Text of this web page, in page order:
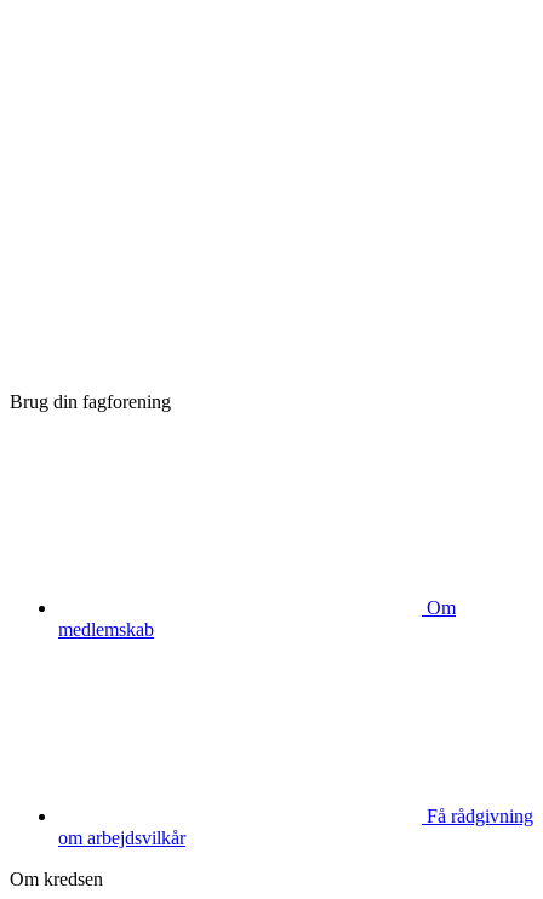
Brug din fagforening
Om
medlemskab
Få rådgivning
om arbejdsvilkår
Om kredsen